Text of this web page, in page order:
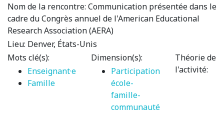
Nom de la rencontre: Communication présentée dans le
cadre du Congrès annuel de l'American Educational
Research Association (AERA)
Lieu: Denver, États-Unis
Mots clé(s):
Enseignant·e
Famille
Dimension(s):
Participation
école-
famille-
communauté
Théorie de
l'activité: